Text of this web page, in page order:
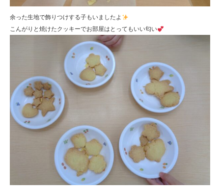
余った生地で飾りつけする子もいましたよ
こんがりと焼けたクッキーでお部屋はとってもいい匂い